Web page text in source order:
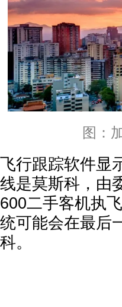
图：
飞行跟踪软件显
线是莫斯科，由
600二手客机执
统可能会在最后
科。